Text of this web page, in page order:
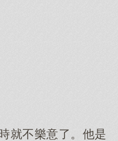
就不樂意了。他是